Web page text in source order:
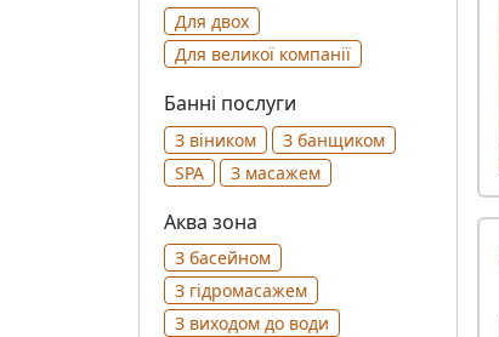
Для двох
Для великої компанії
Банні послуги
З віником
З банщиком
SPA
З масажем
Аква зона
З басейном
З гідромасажем
З виходом до води